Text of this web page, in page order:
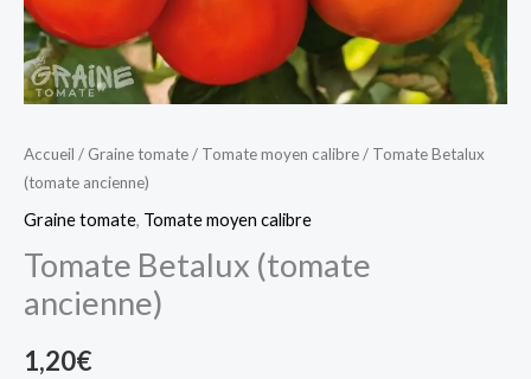
Accueil / Graine tomate/ Tomate moyen calibre/ Tomate Betalux
(tomate ancienne)
Graine tomate, Tomate moyen calibre
Tomate Betalux (tomate
ancienne)
1,20€